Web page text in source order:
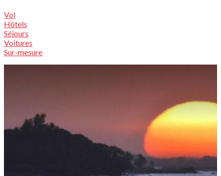
Vol
Hôtels
Séjours
Voitures
Sur-mesure